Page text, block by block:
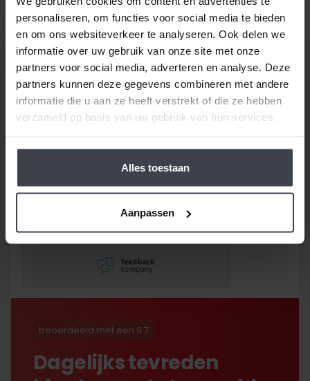
personaliseren, om functies voor social media te bieden
en om ons websiteverkeer te analyseren. Ook delen we
informatie over uw gebruik van onze site met onze
partners voor social media, adverteren en analyse. Deze
partners kunnen deze gegevens combineren met andere
informatie die u aan ze heeft verstrekt of die ze hebben
verzameld op basis van uw gebruik van hun services.
Alles toestaan
Aanpassen
Gebruik gemaakt van de
garantie om de
en dat hebben ze super
netjes gedaan!
beoordeeld met een 9.7
Dagelijks tevreden